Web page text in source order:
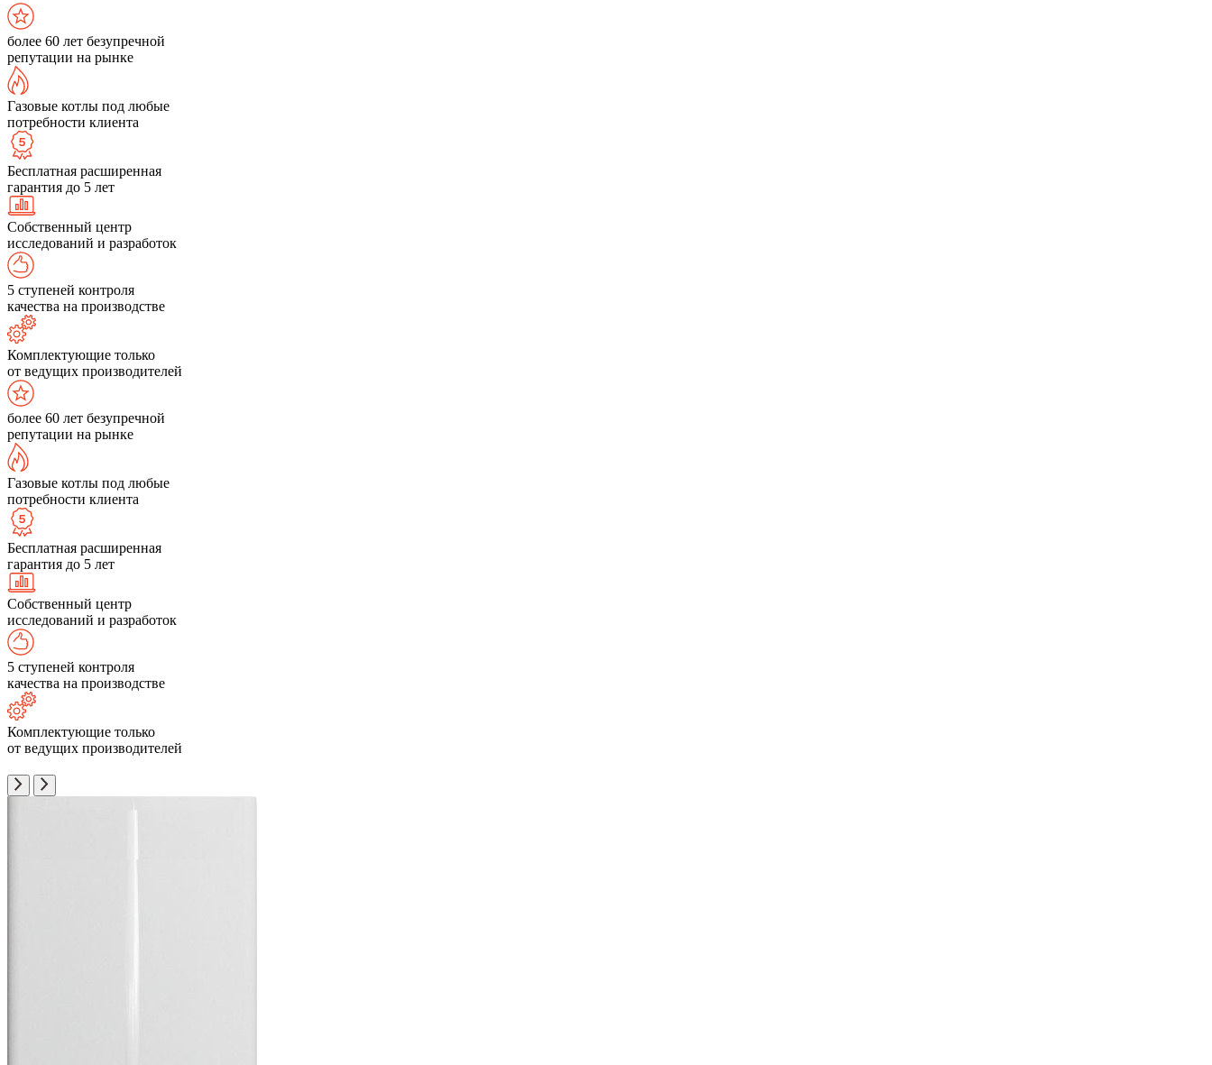
более 60 лет безупречной
репутации на рынке
Газовые котлы под любые
потребности клиента
Бесплатная расширенная
гарантия до 5 лет
Собственный центр
исследований и разработок
5 ступеней контроля
качества на производстве
Комплектующие только
от ведущих производителей
более 60 лет безупречной
репутации на рынке
Газовые котлы под любые
потребности клиента
Бесплатная расширенная
гарантия до 5 лет
Собственный центр
исследований и разработок
5 ступеней контроля
качества на производстве
Комплектующие только
от ведущих производителей